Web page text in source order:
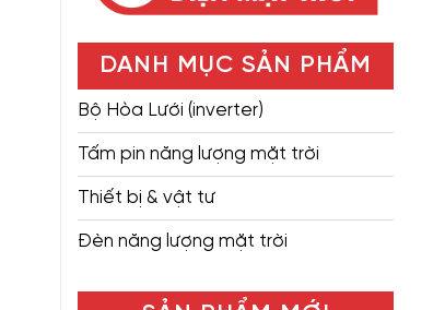
DANH MỤC SẢN PHẨM
Bộ Hòa Lưới (inverter)
Tấm pin năng lượng mặt trời
Thiết bị & vật tư
Đèn năng lượng mặt trời